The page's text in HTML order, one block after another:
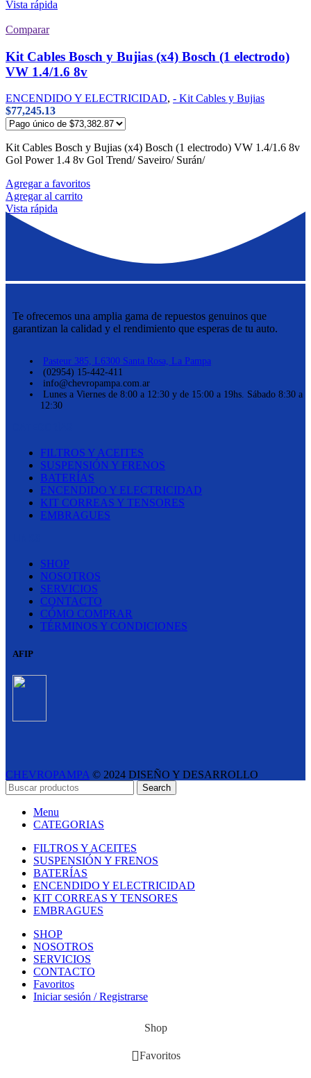
Vista rápida
Comparar
Kit Cables Bosch y Bujias (x4) Bosch (1 electrodo)
VW 1.4/1.6 8v
ENCENDIDO Y ELECTRICIDAD, - Kit Cables y Bujias
$77,245.13
Kit Cables Bosch y Bujias (x4) Bosch (1 electrodo) VW 1.4/1.6 8v
Gol Power 1.4 8v Gol Trend/ Saveiro/ Surán/
Agregar a favoritos
Agregar al carrito
Vista rápida
Te ofrecemos una amplia gama de repuestos genuinos que
garantizan la calidad y el rendimiento que esperas de tu auto.
Pasteur 385, L6300 Santa Rosa, La Pampa
(02954) 15-442-411
info@chevropampa.com.ar
Lunes a Viernes de 8:00 a 12:30 y de 15:00 a 19hs. Sábado 8:30 a
12:30
FILTROS Y ACEITES
SUSPENSIÓN Y FRENOS
BATERÍAS
ENCENDIDO Y ELECTRICIDAD
KIT CORREAS Y TENSORES
EMBRAGUES
SHOP
NOSOTROS
SERVICIOS
CONTACTO
CÓMO COMPRAR
TÉRMINOS Y CONDICIONES
AFIP
CHEVROPAMPA © 2024 DISEÑO Y DESARROLLO
ESTUDIO LIPINA
- E-COMMERCE SOLUTIONS
Search
Menu
CATEGORIAS
FILTROS Y ACEITES
SUSPENSIÓN Y FRENOS
BATERÍAS
ENCENDIDO Y ELECTRICIDAD
KIT CORREAS Y TENSORES
EMBRAGUES
SHOP
NOSOTROS
SERVICIOS
CONTACTO
Favoritos
Iniciar sesión / Registrarse
Shop
Favoritos